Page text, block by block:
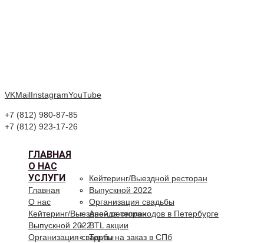
VKMailInstagramYouTube
+7 (812) 980-87-85
+7 (812) 923-17-26
ГЛАВНАЯ
О НАС
УСЛУГИ
Кейтеринг/Выездной ресторан
Выпускной 2022
Организация свадьбы
Аренда теплоходов в Петербурге
BTL акции
Торты на заказ в СПб
Главная
О нас
Кейтеринг/Выездной ресторан
Выпускной 2022
Организация свадьбы